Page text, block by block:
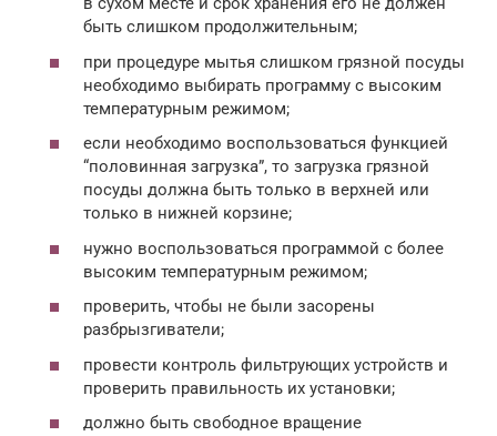
быть слишком продолжительным;
при процедуре мытья слишком грязной посуды
необходимо выбирать программу с высоким
температурным режимом;
если необходимо воспользоваться функцией
“половинная загрузка”, то загрузка грязной
посуды должна быть только в верхней или
только в нижней корзине;
нужно воспользоваться программой с более
высоким температурным режимом;
проверить, чтобы не были засорены
разбрызгиватели;
провести контроль фильтрующих устройств и
проверить правильность их установки;
должно быть свободное вращение